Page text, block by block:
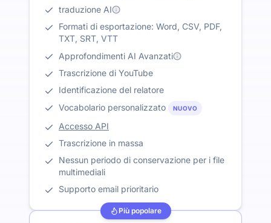
traduzione AI
Formati di esportazione: Word, CSV, PDF,
TXT, SRT, VTT
Approfondimenti AI Avanzati
Trascrizione di YouTube
Identificazione del relatore
Vocabolario personalizzato
NUOVO
Accesso API
Trascrizione in massa
Nessun periodo di conservazione per i file
multimediali
Supporto email prioritario
Più popolare